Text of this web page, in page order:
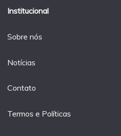
Institucional
Sobre nós
Notícias
Contato
Termos e Políticas